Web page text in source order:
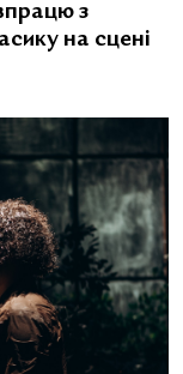
з
на сцені